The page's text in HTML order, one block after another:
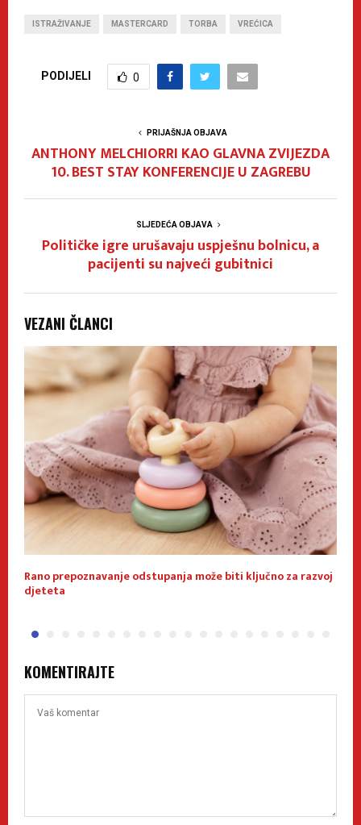
ISTRAŽIVANJE MASTERCARD TORBA VREĆICA
PODIJELI 0
PRIJAŠNJA OBJAVA
ANTHONY MELCHIORRI KAO GLAVNA ZVIJEZDA
10. BEST STAY KONFERENCIJE U ZAGREBU
SLJEDEĆA OBJAVA
Političke igre urušavaju uspješnu bolnicu, a
pacijenti su najveći gubitnici
VEZANI ČLANCI
Rano prepoznavanje odstupanja može biti ključno za razvoj
djeteta
KOMENTIRAJTE